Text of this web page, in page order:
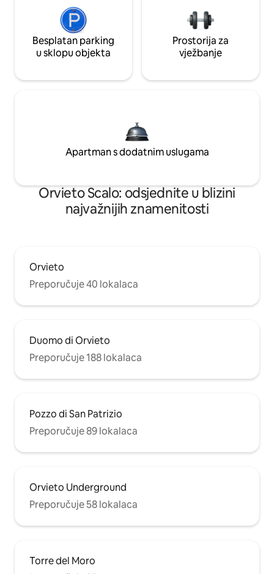
Besplatan parking
u sklopu objekta
Prostorija za
vježbanje
Apartman s dodatnim uslugama
Orvieto Scalo: odsjednite u blizini
najvažnijih znamenitosti
Orvieto
Preporučuje 40 lokalaca
Duomo di Orvieto
Preporučuje 188 lokalaca
Pozzo di San Patrizio
Preporučuje 89 lokalaca
Orvieto Underground
Preporučuje 58 lokalaca
Torre del Moro